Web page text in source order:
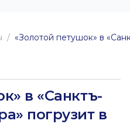
«Золотой петушок» в
в «Санктъ-
погрузит в